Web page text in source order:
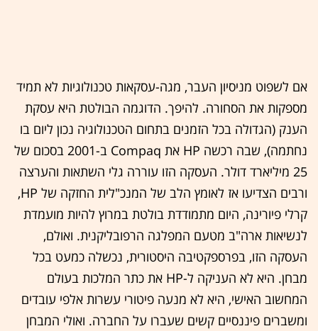
אם לשפוט מניסיון העבר, מגה-עסקאות טכנולוגיות לא תמיד
מספקות את הסחורה. להיפך. הדוגמה הבולטת היא עסקת
הענק (הגדולה בכל הזמנים בתחום הטכנולוגיה נכון ליום בו
נחתמה), שבה רכשה HP את Compaq ב-2001 בסכום של
25 מיליארד דולר. העסקה הזו עוררה גלי השתאות והערצה
ורבים הצדיעו אז לאומץ הלב של המנכ"לית החזקה של HP,
קרלי פיורינה, היום מתמודדת בולטת במרוץ להיות מועמדת
לנשיאות ארה"ב מטעם המפלגה הרפובליקנית. ואולם,
העסקה הזו, בפרספקטיבה היסטורית, נכשלה כמעט בכל
מבחן. היא לא העניקה ל-HP את כתר המלכות בעולם
המחשוב האישי, היא לא מנעה פיטורי עשרות אלפי עובדים
ומשברים פיננסיים קשים שעברו על החברה. ואולי המבחן